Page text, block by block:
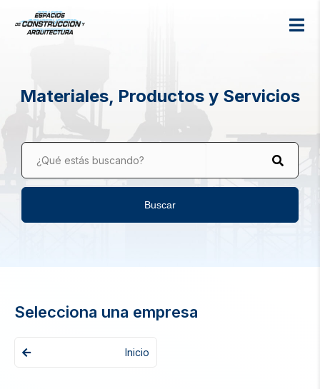
Materiales, Productos y Servicios
¿Qué estás buscando?
Buscar
Selecciona una empresa
Inicio